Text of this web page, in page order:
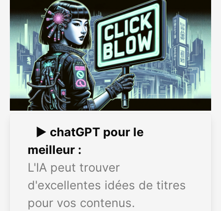
► chatGPT pour le
meilleur :
L'IA peut trouver
d'excellentes idées de titres
pour vos contenus.